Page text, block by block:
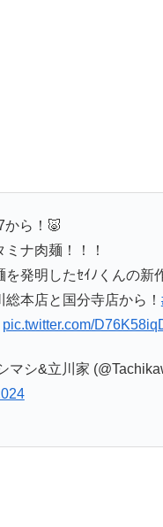
から！🐷
ナ肉麺！！！
を発明したｾｲﾉくんの新
総本店と国分寺店から！
pic.twitter.com/
マシ&立川家